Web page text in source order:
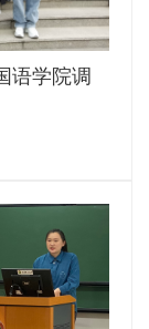
语学院调